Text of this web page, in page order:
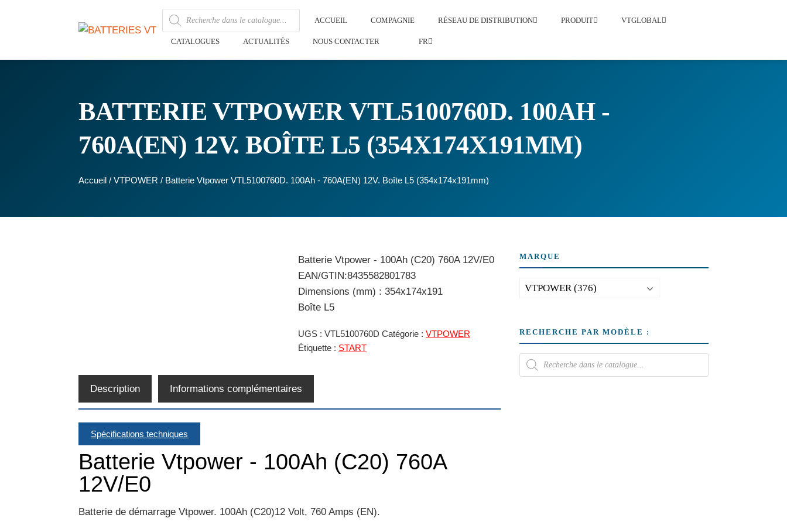
ACCUEIL COMPAGNIE RÉSEAU DE DISTRIBUTION PRODUIT VTGLOBAL
CATALOGUES ACTUALITÉS NOUS CONTACTER FR
BATTERIE VTPOWER VTL5100760D. 100AH -
760A(EN) 12V. BOÎTE L5 (354X174X191MM)
Accueil /VTPOWER / Batterie Vtpower VTL5100760D. 100Ah - 760A(EN) 12V. Boîte L5 (354x174x191mm)
Batterie Vtpower - 100Ah (C20) 760A 12V/E0
EAN/GTIN:8435582801783
Dimensions (mm) : 354x174x191
Boîte L5
UGS :VTL5100760D Catégorie :VTPOWER
Étiquette : START
Description Informations complémentaires
Spécifications techniques
Batterie Vtpower - 100Ah (C20) 760A
12V/E0
Batterie de démarrage Vtpower. 100Ah (C20)12 Volt, 760 Amps (EN).
MARQUE
RECHERCHE PAR MODÈLE :